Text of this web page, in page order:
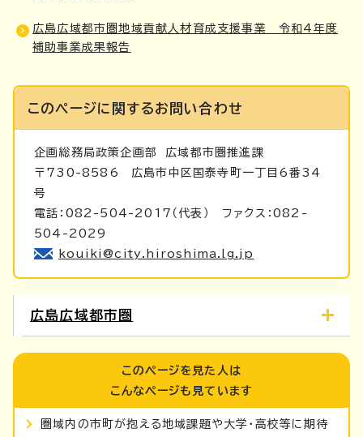
広島広域都市圏地域貢献人材育成支援事業 令和4年度
補助事業成果報告
このページに関するお問い合わせ
企画総務局政策企画部 広域都市圏推進課
〒730-8586 広島市中区国泰寺町一丁目6番34
号
電話：082-504-2017（代表） ファクス：082-
504-2029
kouiki@city.hiroshima.lg.jp
広島広域都市圏
このページを見た人は
こんなページも見ています
圏域内の市町が抱える地域課題や大学・高校等に期待